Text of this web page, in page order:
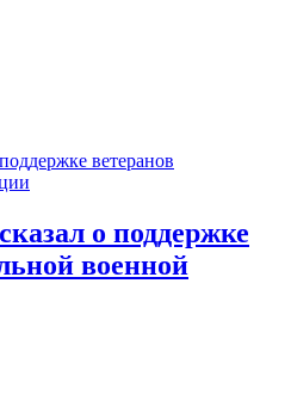
о поддержке
военной